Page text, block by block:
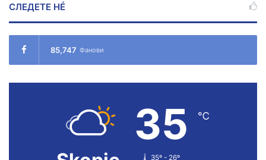
СЛЕДЕТЕ НÉ
85,747 Фанови
35 ℃
35º - 26º